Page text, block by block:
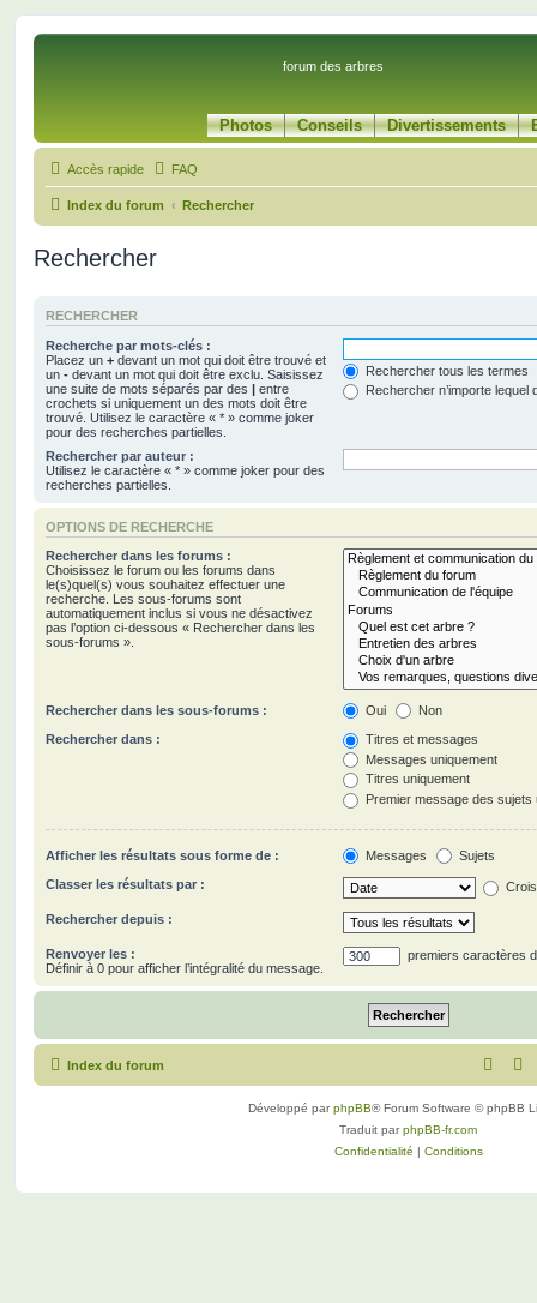
forum des arbres
Photos Conseils Divertissements
Accès rapide FAQ
Index du forum Rechercher
Rechercher
RECHERCHER
Recherche par mots-clés :
Placez un + devant un mot qui doit être trouvé et
un - devant un mot qui doit être exclu. Saisissez
une suite de mots séparés par des | entre
crochets si uniquement un des mots doit être
trouvé. Utilisez le caractère « * » comme joker
pour des recherches partielles.
Rechercher tous les termes
Rechercher n’importe lequel
Rechercher par auteur :
Utilisez le caractère « * » comme joker pour des
recherches partielles.
OPTIONS DE RECHERCHE
Rechercher dans les forums :
Choisissez le forum ou les forums dans
le(s)quel(s) vous souhaitez effectuer une
recherche. Les sous-forums sont
automatiquement inclus si vous ne désactivez
pas l’option ci-dessous « Rechercher dans les
sous-forums ».
Rechercher dans les sous-forums : Oui Non
Rechercher dans :
Titres et messages
Messages uniquement
Titres uniquement
Premier message des sujets
Afficher les résultats sous forme de : Messages Sujets
Classer les résultats par :
Rechercher depuis :
Renvoyer les :
Définir à 0 pour afficher l’intégralité du message.
premiers caractères
Index du forum
Développé parphpBB® Forum Software © phpBB
Traduit parphpBB-fr.com
Confidentialité | Conditions